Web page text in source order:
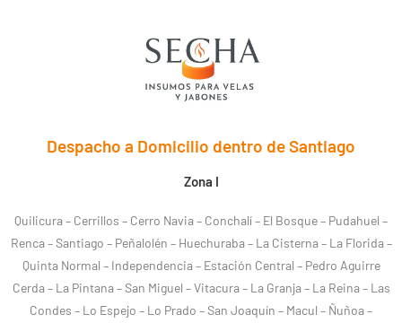
Despacho a Domicilio dentro de Santiago
Zona I
Quilicura – Cerrillos – Cerro Navia – Conchalí – El Bosque – Pudahuel –
Renca – Santiago – Peñalolén – Huechuraba – La Cisterna – La Florida –
Quinta Normal – Independencia – Estación Central – Pedro Aguirre
Cerda – La Pintana – San Miguel – Vitacura – La Granja – La Reina – Las
Condes – Lo Espejo – Lo Prado – San Joaquín – Macul – Ñuñoa –